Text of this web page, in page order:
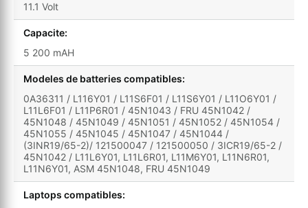
11.1 Volt
Capacite:
5 200 mAH
Modeles de batteries compatibles:
0A36311 / L116Y01 / L11S6F01 / L11S6Y01 / L11O6Y01 /
L11L6F01 / L11P6R01 / 45N1043 / FRU 45N1042 /
45N1048 / 45N1049 / 45N1051 / 45N1052 / 45N1054 /
45N1055 / 45N1045 / 45N1047 / 45N1044 /
(3INR19/65-2)/ 121500047 / 121500050 / 3ICR19/65-2 /
45N1042 / L11L6Y01, L11L6R01, L11M6Y01, L11N6R01,
L11N6Y01, ASM 45N1048, FRU 45N1049
Laptops compatibles: